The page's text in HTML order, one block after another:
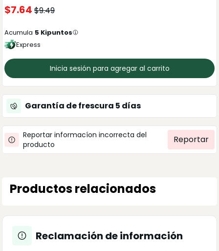
$7.64 $9.49
Acumula 5 Kipuntos
Express
Inicia sesión para agregar al carrito
Garantía de frescura 5 días
Reportar informacíon incorrecta del
producto
Reportar
Productos relacionados
Reclamación de información